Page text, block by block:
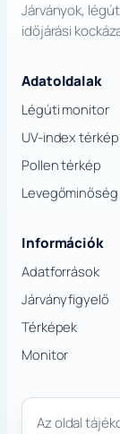
Járványok,
időjárási
Adatoldalak
Légúti monitor
UV-index térkép
Pollen térkép
Levegőminőség
Információk
Adatforrások
Járványfigyelő
Térképek
Monitor
Az oldal